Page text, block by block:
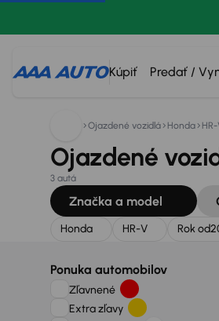
Kúpiť Predať /
Hľadáte:
Ojazdené vozidlá Honda
Ojazdené
3 autá
Značka a model
Honda HR-V Rok od
Ponuka automobilov
Zľavnené
Extra zľavy